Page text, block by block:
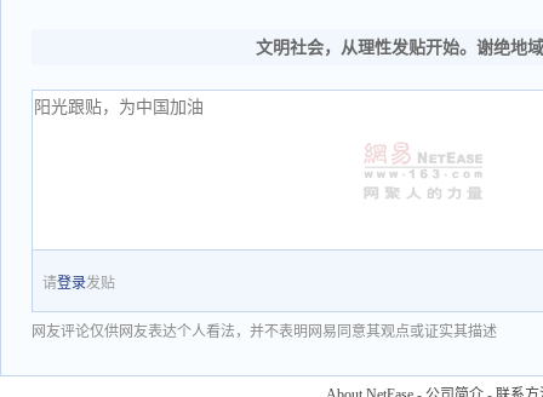
文明社会，从理性发贴开始。谢绝地
请登录发贴
网友评论仅供网友表达个人看法，并不表明网易同意其观点或证实其描述